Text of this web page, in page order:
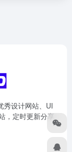
秀设计网站、UI
，定时更新分享